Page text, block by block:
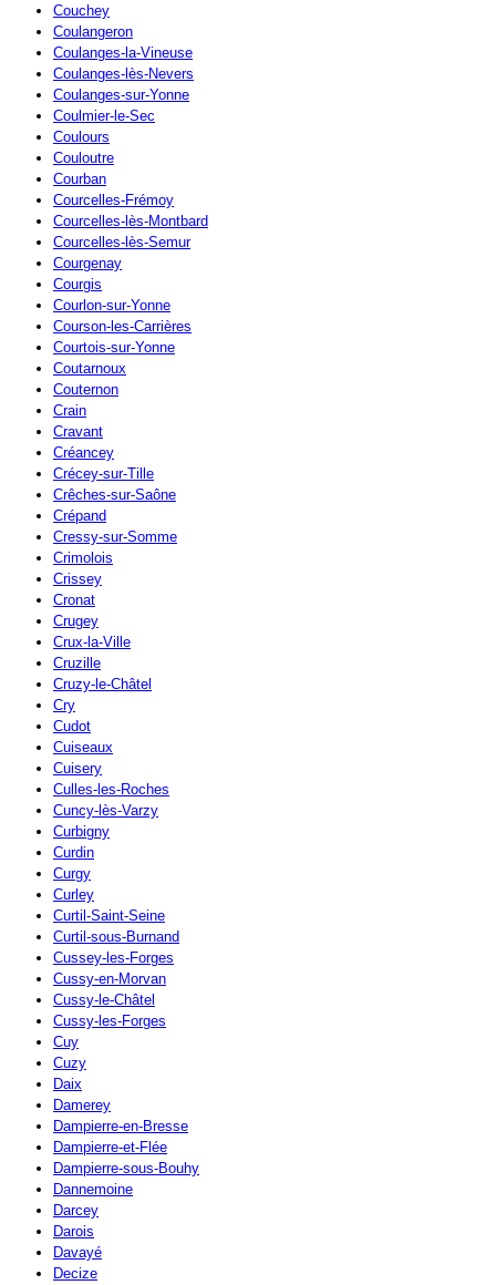
Couchey
Coulangeron
Coulanges-la-Vineuse
Coulanges-lès-Nevers
Coulanges-sur-Yonne
Coulmier-le-Sec
Coulours
Couloutre
Courban
Courcelles-Frémoy
Courcelles-lès-Montbard
Courcelles-lès-Semur
Courgenay
Courgis
Courlon-sur-Yonne
Courson-les-Carrières
Courtois-sur-Yonne
Coutarnoux
Couternon
Crain
Cravant
Créancey
Crécey-sur-Tille
Crêches-sur-Saône
Crépand
Cressy-sur-Somme
Crimolois
Crissey
Cronat
Crugey
Crux-la-Ville
Cruzille
Cruzy-le-Châtel
Cry
Cudot
Cuiseaux
Cuisery
Culles-les-Roches
Cuncy-lès-Varzy
Curbigny
Curdin
Curgy
Curley
Curtil-Saint-Seine
Curtil-sous-Burnand
Cussey-les-Forges
Cussy-en-Morvan
Cussy-le-Châtel
Cussy-les-Forges
Cuy
Cuzy
Daix
Damerey
Dampierre-en-Bresse
Dampierre-et-Flée
Dampierre-sous-Bouhy
Dannemoine
Darcey
Darois
Davayé
Decize